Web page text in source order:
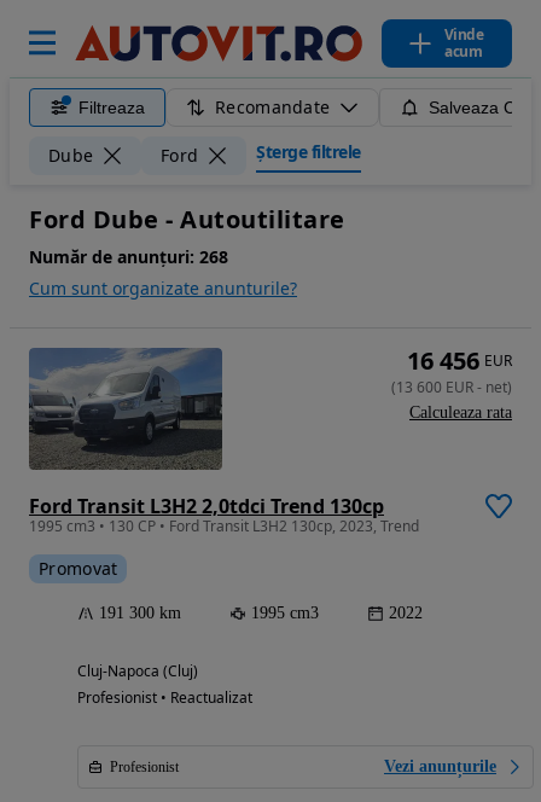
Vinde
acum
Filtreaza Recomandate Salveaza
Dube Ford Șterge filtrele
Ford Dube - Autoutilitare
Număr de anunțuri: 268
Cum sunt organizate anunturile?
Ford Transit L3H2 2,0tdci Trend 130cp
1995 cm3 • 130 CP • Ford Transit L3H2 130cp, 2023, Trend
Promovat
191 300 km 1995 cm3 2022
Cluj-Napoca (Cluj)
Profesionist • Reactualizat
Profesionist Vezi anunțurile
16 456 EUR
(13 600 EUR- net)
Calculeaza rata